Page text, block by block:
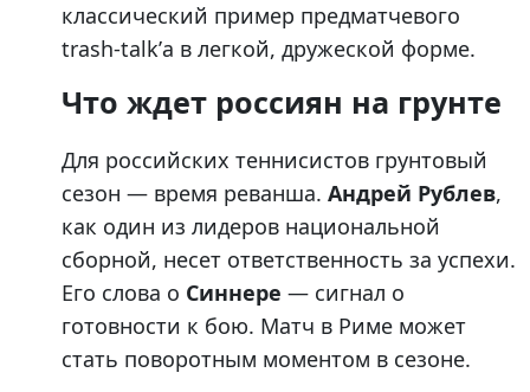
классический пример предматчевого
trash-talk’а в легкой, дружеской форме.
Что ждет россиян на грунте
Для российских теннисистов грунтовый
сезон — время реванша. Андрей Рублев,
как один из лидеров национальной
сборной, несет ответственность за успехи.
Его слова о Синнере — сигнал о
готовности к бою. Матч в Риме может
стать поворотным моментом в сезоне.